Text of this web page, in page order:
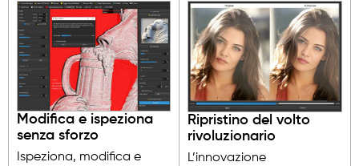
Modifica e ispeziona
senza sforzo
Ispeziona, modifica e
Ripristino del volto
rivoluzionario
L’innovazione